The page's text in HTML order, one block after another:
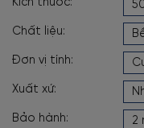
Chất liệu:
Đơn vị tính:
Xuất xứ:
Bảo hành: 2